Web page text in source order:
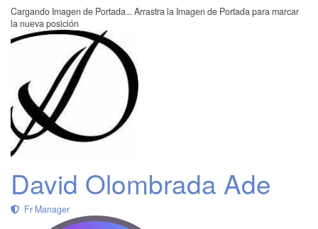
Cargando Imagen de Portada... Arrastra la Imagen de Portada para marcar
la nueva posición
David Olombrada Ade
Fr Manager